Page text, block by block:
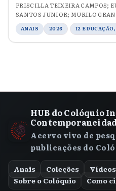
PRISCILLA TEIXEIRA CAMPOS;
SANTOS JUNIOR; MURILO
ANAIS 2026 12
HUB do Colóquio
Acervo vivo de
publicações do
Anais Coleções Vídeos
Sobre o Colóquio
Como